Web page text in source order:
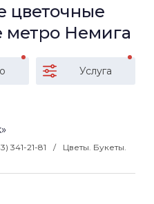
цветочные
метро Немига
Услуга
341-21-81
Цветы. Букеты.